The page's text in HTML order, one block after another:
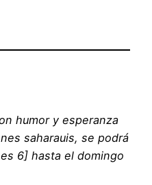
humor y esperanza
saharauis, se podrá
6] hasta el domingo